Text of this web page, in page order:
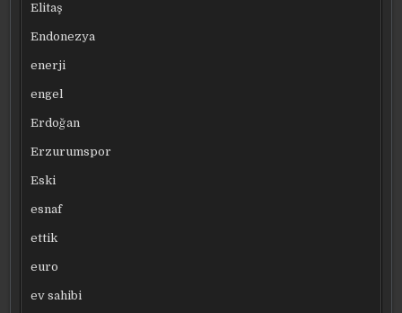
Elitaş
Endonezya
enerji
engel
Erdoğan
Erzurumspor
Eski
esnaf
ettik
euro
ev sahibi